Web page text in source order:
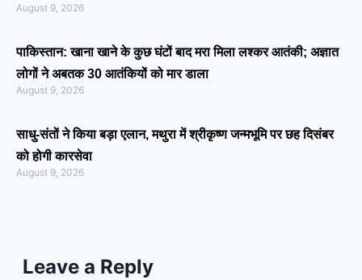
August 9, 2026
पाकिस्तान: खाना खाने के कुछ घंटों बाद मरा मिला लश्कर आतंकी; अज्ञात
लोगों ने अबतक 30 आतंकियों को मार डाला
August 9, 2026
साधु-संतों ने किया बड़ा एलान, मथुरा में श्रीकृष्ण जन्मभूमि पर छह दिसंबर
को होगी कारसेवा
August 9, 2026
Leave a Reply